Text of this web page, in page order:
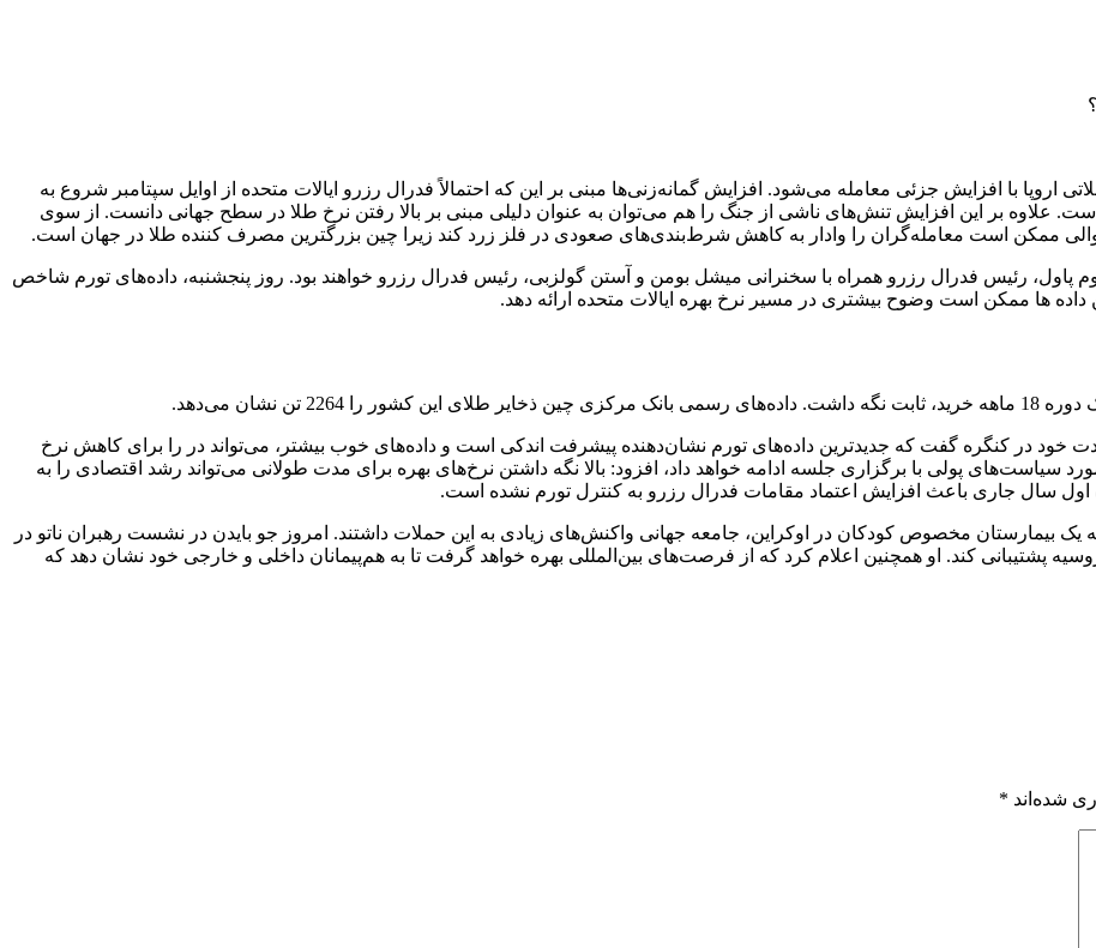
با افزایش جزئی معامله می‌شود. افزایش گمانه‌زنی‌ها مبنی بر این که احتمالاً فدرال رزرو ایالات متحده از اوایل سپتامبر شروع به
علاوه بر این افزایش تنش‌های ناشی از جنگ را هم می‌توان به عنوان دلیلی مبنی بر بالا رفتن نرخ طلا در سطح جهانی دانست. از سوی
ممکن است معامله‌گران را وادار به کاهش شرط‌بندی‌های صعودی در فلز زرد کند زیرا چین بزرگترین مصرف کننده طلا در جهان است.
رئیس فدرال رزرو همراه با سخنرانی میشل بومن و آستن گولزبی، رئیس فدرال رزرو خواهند بود. روز پنجشنبه، داده‌های تورم شاخص
نشان می‌دهد.
خود در کنگره گفت که جدیدترین داده‌های تورم نشان‌دهنده پیشرفت اندکی است و داده‌های خوب بیشتر، می‌تواند در را برای کاهش نرخ
سیاست‌های پولی با برگزاری جلسه ادامه خواهد داد، افزود: بالا نگه داشتن نرخ‌های بهره برای مدت طولانی می‌تواند رشد اقتصادی را به
سال جاری باعث افزایش اعتماد مقامات فدرال رزرو به کنترل تورم نشده است.
مخصوص کودکان در اوکراین، جامعه جهانی واکنش‌های زیادی به این حملات داشتند. امروز جو بایدن در نشست رهبران ناتو در
پشتیبانی کند. او همچنین اعلام کرد که از فرصت‌های بین‌المللی بهره خواهد گرفت تا به هم‌پیمانان داخلی و خارجی خود نشان دهد که
شده‌اند *